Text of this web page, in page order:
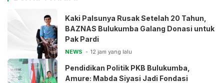
Kaki Palsunya Rusak Setelah 20 Tahun,
BAZNAS Bulukumba Galang Donasi untuk
Pak Pardi
NEWS 12 jam yang lalu
Pendidikan Politik PKB Bulukumba,
Amure: Mabda Siyasi Jadi Fondasi